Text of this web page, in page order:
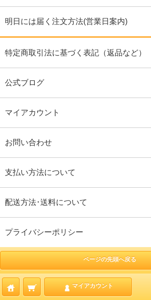
明日には届く注文方法(営業日案内)
特定商取引法に基づく表記（返品など）
公式ブログ
マイアカウント
お問い合わせ
支払い方法について
配送方法･送料について
プライバシーポリシー
ページの先頭へ戻る
マイアカウント